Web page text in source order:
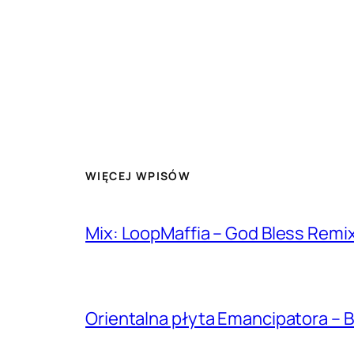
WIĘCEJ WPISÓW
Mix: LoopMaffia – God Bless
Orientalna płyta Emancipatora –